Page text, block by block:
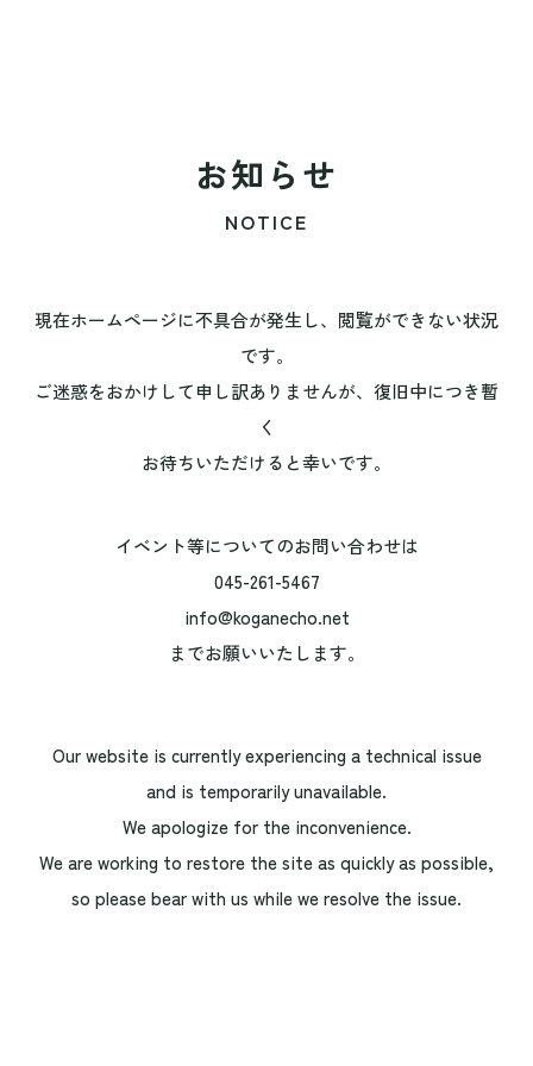
お知らせ
NOTICE
現在ホームページに不具合が発生し、閲覧ができない状況
です。
ご迷惑をおかけして申し訳ありませんが、復旧中につき暫
く
お待ちいただけると幸いです。
イベント等についてのお問い合わせは
045-261-5467
info@koganecho.net
までお願いいたします。
Our website is currently experiencing a technical issue
and is temporarily unavailable.
We apologize for the inconvenience.
We are working to restore the site as quickly as possible,
so please bear with us while we resolve the issue.